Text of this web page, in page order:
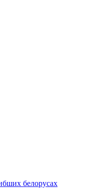
белорусах